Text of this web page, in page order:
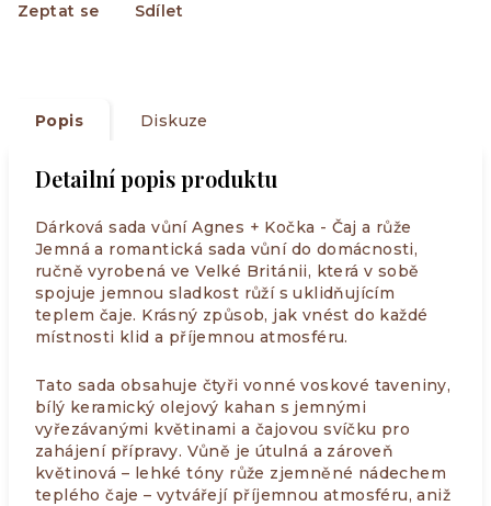
Zeptat se Sdílet
Popis Diskuze
Detailní popis produktu
Dárková sada vůní Agnes + Kočka - Čaj a růže
Jemná a romantická sada vůní do domácnosti,
ručně vyrobená ve Velké Británii, která v sobě
spojuje jemnou sladkost růží s uklidňujícím
teplem čaje. Krásný způsob, jak vnést do každé
místnosti klid a příjemnou atmosféru.
Tato sada obsahuje čtyři vonné voskové taveniny,
bílý keramický olejový kahan s jemnými
vyřezávanými květinami a čajovou svíčku pro
zahájení přípravy. Vůně je útulná a zároveň
květinová – lehké tóny růže zjemněné nádechem
teplého čaje – vytvářejí příjemnou atmosféru, aniž